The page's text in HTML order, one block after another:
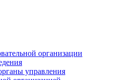
организации
управления